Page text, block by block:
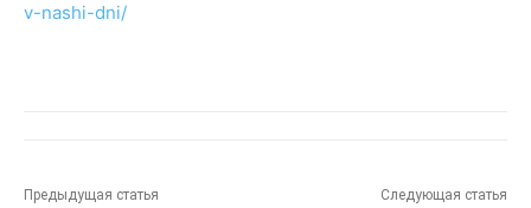
v-nashi-dni/
Предыдущая статья Следующая статья